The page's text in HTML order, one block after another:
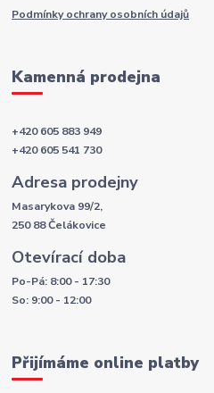
Podmínky ochrany osobních údajů
Kamenná prodejna
+420 605 883 949
+420 605 541 730
Adresa prodejny
Masarykova 99/2,
250 88 Čelákovice
Otevírací doba
Po-Pá: 8:00 - 17:30
So: 9:00 - 12:00
Přijímáme online platby